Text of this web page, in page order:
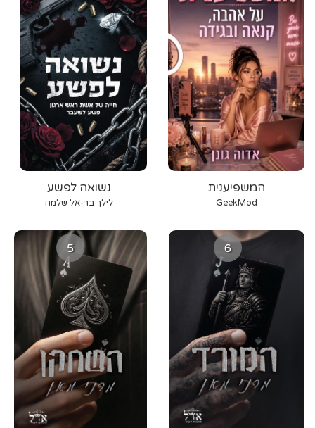
נשואה לפשע
לילך בר-אל שלמה
המשפיענית
GeekMod
5 6